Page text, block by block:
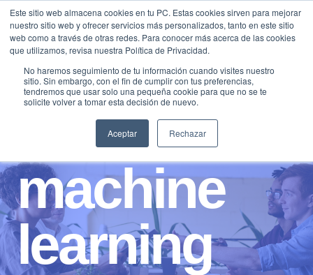
Este sitio web almacena cookies en tu PC. Estas cookies sirven para mejorar
nuestro sitio web y ofrecer servicios más personalizados, tanto en este sitio
web como a través de otras redes. Para conocer más acerca de las cookies
que utilizamos, revisa nuestra Política de Privacidad.
No haremos seguimiento de tu información cuando visites nuestro
sitio. Sin embargo, con el fin de cumplir con tus preferencias,
tendremos que usar solo una pequeña cookie para que no se te
solicite volver a tomar esta decisión de nuevo.
Aceptar Rechazar
Saltar
contenido
machine
learning
Traducir »